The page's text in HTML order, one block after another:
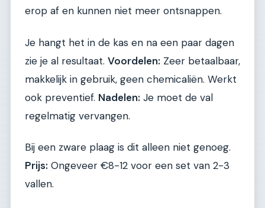
erop af en kunnen niet meer ontsnappen.
Je hangt het in de kas en na een paar dagen
zie je al resultaat. Voordelen: Zeer betaalbaar,
makkelijk in gebruik, geen chemicaliën. Werkt
ook preventief. Nadelen: Je moet de val
regelmatig vervangen.
Bij een zware plaag is dit alleen niet genoeg.
Prijs: Ongeveer €8-12 voor een set van 2-3
vallen.